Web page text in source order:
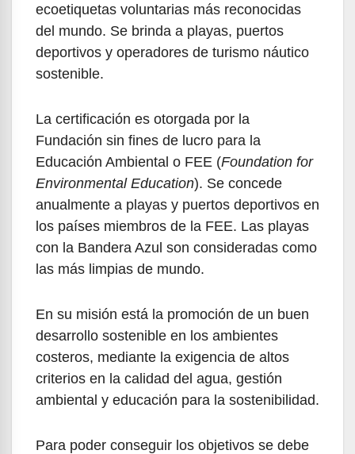
ecoetiquetas voluntarias más reconocidas
del mundo. Se brinda a playas, puertos
deportivos y operadores de turismo náutico
sostenible.
La certificación es otorgada por la
Fundación sin fines de lucro para la
Educación Ambiental o FEE (Foundation for
Environmental Education). Se concede
anualmente a playas y puertos deportivos en
los países miembros de la FEE. Las playas
con la Bandera Azul son consideradas como
las más limpias de mundo.
En su misión está la promoción de un buen
desarrollo sostenible en los ambientes
costeros, mediante la exigencia de altos
criterios en la calidad del agua, gestión
ambiental y educación para la sostenibilidad.
Para poder conseguir los objetivos se debe